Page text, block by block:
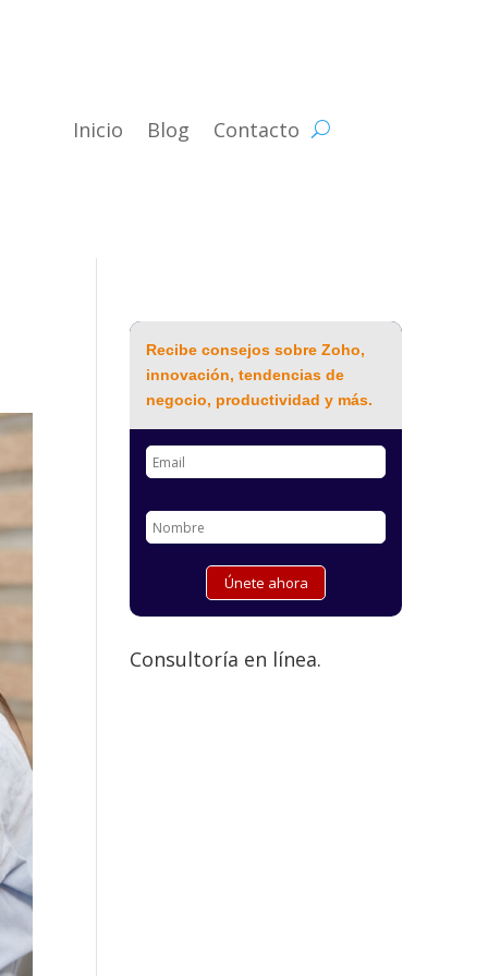
Inicio Blog Contacto
Recibe consejos sobre Zoho,
innovación, tendencias de
negocio, productividad y más.
Consultoría en línea.